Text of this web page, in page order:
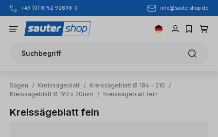
Zum Hauptinhalt springen
+49 (0) 8152 92898-0 info@sautershop.de
Suchbegriff
Sägen / Kreissägeblatt / Kreissägeblatt Ø 184 - 210
/
Kreissägeblatt Ø 190 x 20mm
/ Kreissägeblatt fein
Kreissägeblatt fein